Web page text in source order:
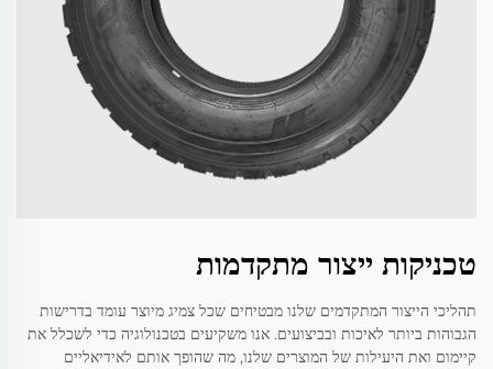
טכניקות ייצור מתקדמות
תהליכי הייצור המתקדמים שלנו מבטיחים שכל צמיג מיוצר עומד בדרישות
הגבוהות ביותר לאיכות ובביצועים. אנו משקיעים בטכנולוגיה כדי לשכלל את
קיימום ואת היעילות של המוצרים שלנו, מה שהופך אותם לאידיאליים